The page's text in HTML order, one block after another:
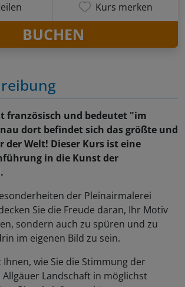
französisch und bedeutet "im
dort befindet sich das größte und
der Welt! Dieser Kurs ist eine
in die Kunst der
der Pleinairmalerei
Sie die Freude daran, Ihr Motiv
sondern auch zu spüren und zu
im eigenen Bild zu sein.
Ihnen, wie Sie die Stimmung der
Landschaft in möglichst
Kurs merken
BUCHEN